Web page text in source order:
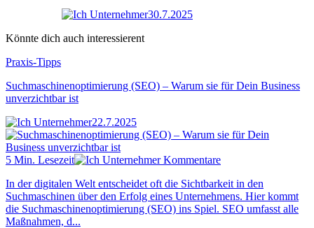
30.7.2025
Könnte dich auch interessierent
Praxis-Tipps
Suchmaschinenoptimierung (SEO) – Warum sie für Dein Business
unverzichtbar ist
22.7.2025
5 Min. Lesezeit
Kommentare
In der digitalen Welt entscheidet oft die Sichtbarkeit in den
Suchmaschinen über den Erfolg eines Unternehmens. Hier kommt
die Suchmaschinenoptimierung (SEO) ins Spiel. SEO umfasst alle
Maßnahmen, d...